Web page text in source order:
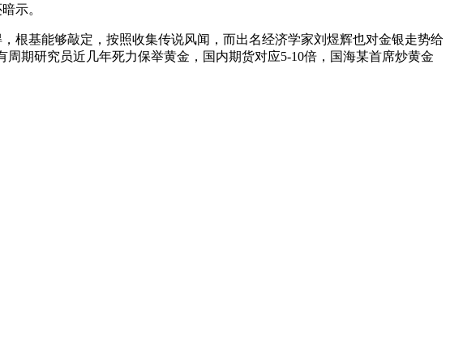
示。
基能够敲定，按照收集传说风闻，而出名经济学家刘煜辉也对金银走势给
期研究员近几年死力保举黄金，国内期货对应5-10倍，国海某首席炒黄金